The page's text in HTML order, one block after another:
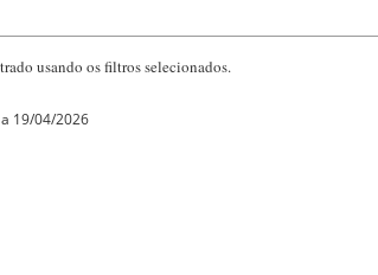
usando os filtros selecionados.
19/04/2026